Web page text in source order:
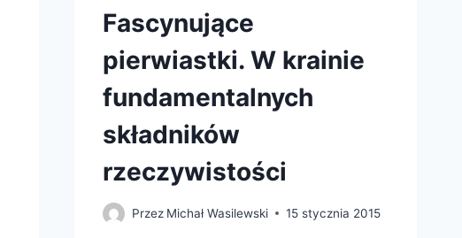
Fascynujące
pierwiastki. W krainie
fundamentalnych
składników
rzeczywistości
Przez Michał Wasilewski 15 stycznia 2015